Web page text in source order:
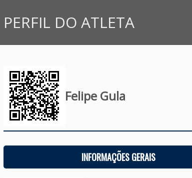
PERFIL DO ATLETA
Felipe Gula
INFORMAÇÕES GERAIS